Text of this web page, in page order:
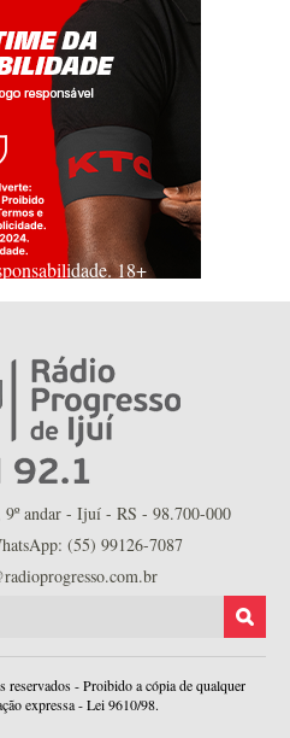
18+
andar - Ijuí - RS - 98.700-000
(55) 99126-7087
- Proibido a cópia de qualquer
expressa - Lei 9610/98.